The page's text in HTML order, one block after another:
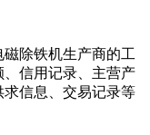
除铁机生产商的工
信用记录、主营产
信息、交易记录等